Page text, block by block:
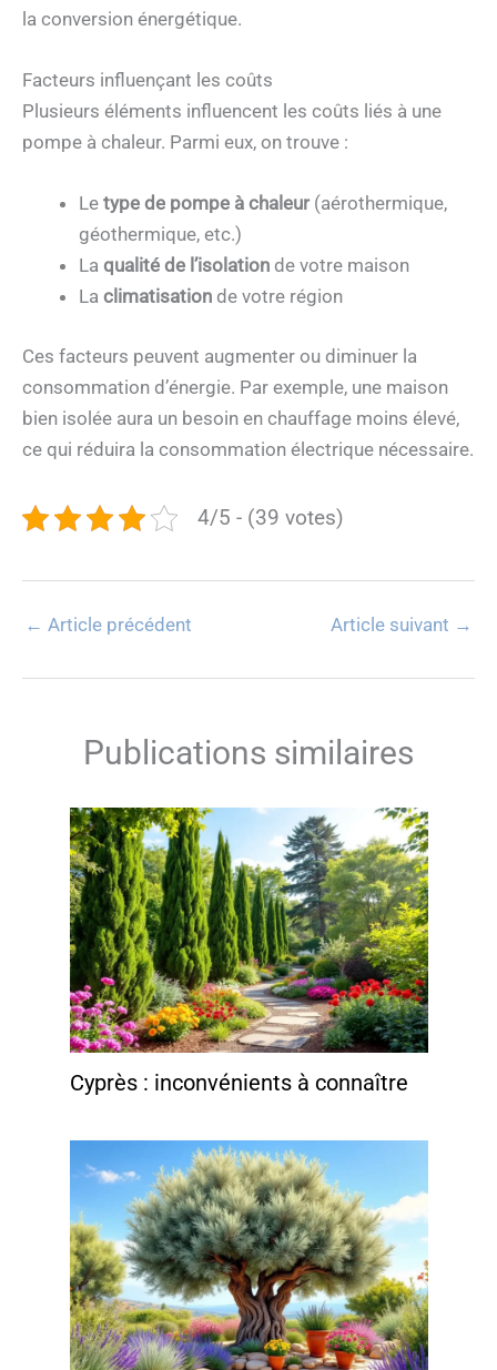
la conversion énergétique.
Facteurs influençant les coûts
Plusieurs éléments influencent les coûts liés à une
pompe à chaleur. Parmi eux, on trouve :
Le type de pompe à chaleur(aérothermique,
géothermique, etc.)
La qualité de l’isolation de votre maison
La climatisation de votre région
Ces facteurs peuvent augmenter ou diminuer la
consommation d’énergie. Par exemple, une maison
bien isolée aura un besoin en chauffage moins élevé,
ce qui réduira la consommation électrique nécessaire.
4/5 - (39 votes)
← Article précédent Article suivant →
Publications similaires
Cyprès : inconvénients à connaître